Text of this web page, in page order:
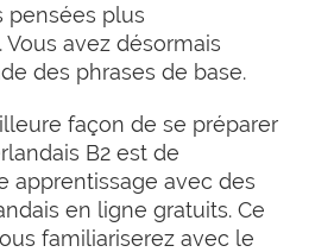
pensées plus
avez désormais
des phrases de base.
façon de se préparer
B2 est de
apprentissage avec des
en ligne gratuits. Ce
familiariserez avec le